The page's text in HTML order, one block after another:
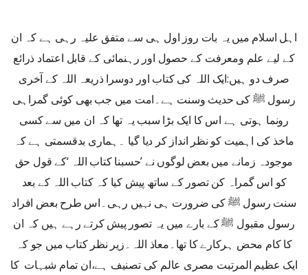
اہل اسلام میں یہ بات روز اول ہی سے متفق علیہ رہی ہے کہ ان
کے لیے علم ومعرفت کے حصول اور رہنمائی کے قابل اعتماد ذرائع
صرف دو ہیں:ایک اللہ کی کتاب اور دوسرا ذریعہ اللہ کے آخری
رسول ﷺ کی حدیث وسنت ہے۔امت میں جب بھی کوئی گمراہی
رونما ہوتی ہے اس کا ایک بڑا سبب یہ تھا کہ ان میں سے کسی
ماخذ کی اہمیت کو نظر انداز کر دیا گیا ۔ہماری بدقسمتی ہے کہ
موجودہ زمانے میں بعض لوگوں نے ’حسبنا کتاب اللہ ‘کے قول حق
کو اس گمراہ کن تصور کے ساتھ پیش کیا کہ کتاب اللہ کے بعد
سنت رسول ﷺ کی ضرورت ہی نہیں رہی۔اس طرح بعض افراد
رسول مقبول ﷺ کے بارے میں یہ تصور پیش کرتے رہے ہیں کہ ان
کا کام محض ہرکارے کا تھا۔معاذ اللہ۔زیر نظر کتاب میں جو کہ
ایک عظیم المرتبت مصری عالم کی تصنیف ہے،ان تمام شبہات کا